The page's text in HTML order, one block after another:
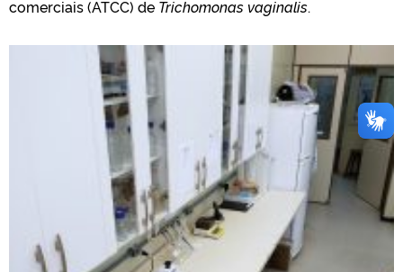
comerciais (ATCC) de Trichomonas vaginalis.